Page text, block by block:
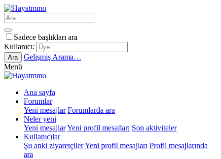
Sadece başlıkları ara
Kullanıcı:
Ara
Gelişmiş Arama…
Menü
Ana sayfa
Forumlar
Yeni mesajlar Forumlarda ara
Neler yeni
Yeni mesajlarYeni profil mesajları Son aktiviteler
Kullanıcılar
Şu anki ziyaretçilerYeni profil mesajları Profil mesajlarında
ara